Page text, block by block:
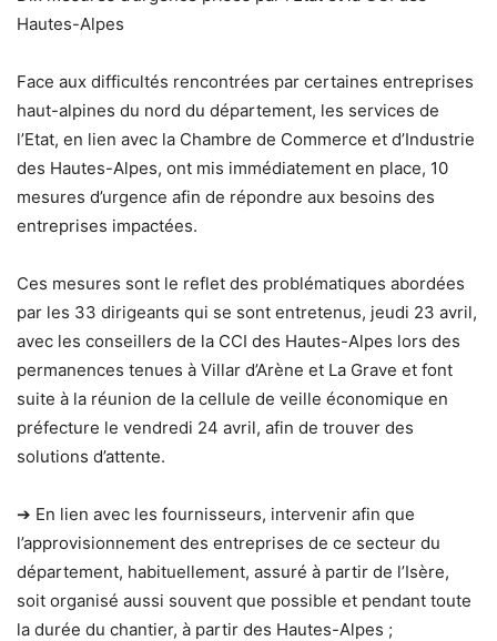
Hautes-Alpes
Face aux difficultés rencontrées par certaines entreprises
haut-alpines du nord du département, les services de
l’Etat, en lien avec la Chambre de Commerce et d’Industrie
des Hautes-Alpes, ont mis immédiatement en place, 10
mesures d’urgence afin de répondre aux besoins des
entreprises impactées.
Ces mesures sont le reflet des problématiques abordées
par les 33 dirigeants qui se sont entretenus, jeudi 23 avril,
avec les conseillers de la CCI des Hautes-Alpes lors des
permanences tenues à Villar d’Arène et La Grave et font
suite à la réunion de la cellule de veille économique en
préfecture le vendredi 24 avril, afin de trouver des
solutions d’attente.
➔ En lien avec les fournisseurs, intervenir afin que
l’approvisionnement des entreprises de ce secteur du
département, habituellement, assuré à partir de l’Isère,
soit organisé aussi souvent que possible et pendant toute
la durée du chantier, à partir des Hautes-Alpes ;